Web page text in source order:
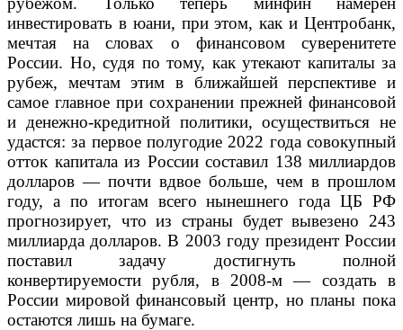
инвестировать в юани, при этом, как и Центробанк,
мечтая на словах о финансовом суверенитете
России. Но, судя по тому, как утекают капиталы за
рубеж, мечтам этим в ближайшей перспективе и
самое главное при сохранении прежней финансовой
и денежно-кредитной политики, осуществиться не
удастся: за первое полугодие 2022 года совокупный
отток капитала из России составил 138 миллиардов
долларов — почти вдвое больше, чем в прошлом
году, а по итогам всего нынешнего года ЦБ РФ
прогнозирует, что из страны будет вывезено 243
миллиарда долларов. В 2003 году президент России
поставил задачу достигнуть полной
конвертируемости рубля, в 2008-м — создать в
России мировой финансовый центр, но планы пока
остаются лишь на бумаге.